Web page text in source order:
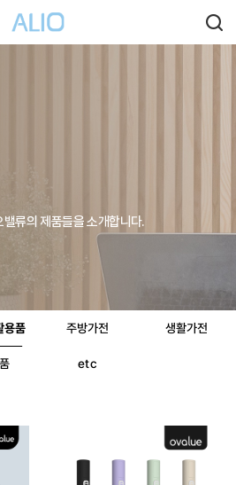
류의 제품들을 소개합니다.
용품 주방가전 생활가전
etc